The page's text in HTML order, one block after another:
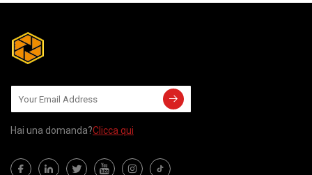
Hai una domanda?Clicca qui